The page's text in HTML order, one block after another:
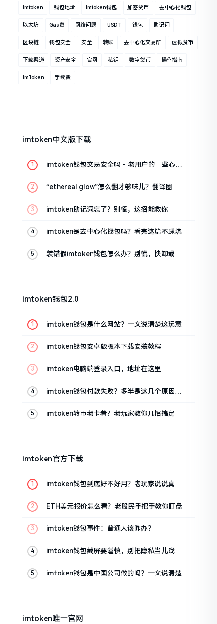
Imtoken 钱包地址 Imtoken钱包 加密货币 去中心化钱包
以太坊 Gas费 网络问题 USDT 钱包 助记词
区块链 钱包安全 安全 转账 去中心化交易所 虚拟货币
下载渠道 资产安全 官网 私钥 数字货币 操作指南
ImToken 手续费
imtoken中文版下载
imtoken钱包交易安全吗 - 老用户的一些心里
“ethereal glow”怎么翻才够味儿？翻译圈老
imtoken助记词忘了？别慌，这招能救你
imtoken是去中心化钱包吗？看完这篇不踩坑
装错假imtoken钱包怎么办？别慌，快卸载，
imtoken钱包2.0
imtoken钱包是什么网站？一文说清楚这玩意
imtoken钱包安卓版版本下载安装教程
imtoken电脑端登录入口，地址在这里
imtoken钱包付款失败？多半是这几个原因闹
imtoken转币老卡着？老玩家教你几招搞定
imtoken官方下载
imtoken钱包到底好不好用？老玩家说说真实
ETH美元报价怎么看？老股民手把手教你盯盘
imtoken钱包事件：普通人该咋办？
imtoken钱包截屏要谨慎，别把隐私当儿戏
imtoken钱包是中国公司做的吗？一文说清楚
imtoken唯一官网